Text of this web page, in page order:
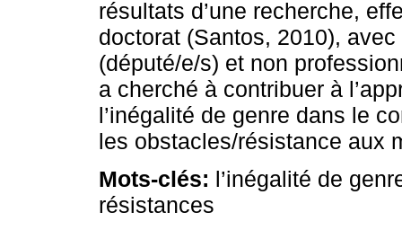
résultats d’une recherche,
doctorat (Santos, 2010),
(député/e/s) et non
a cherché à contribuer à
l’inégalité de genre dans le
les obstacles/résistance aux
Mots-clés: l’inégalité de
résistances